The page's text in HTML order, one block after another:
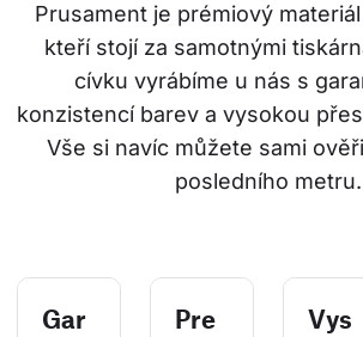
Prusament je prémiový
kteří stojí za samotnými
cívku vyrábíme u nás s
konzistencí barev a vysokou
Vše si navíc můžete sami
posledního metru.
Gar
Pre
Vys